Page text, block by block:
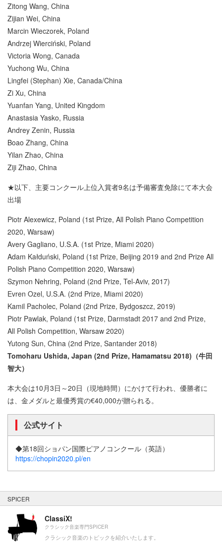
Zitong Wang, China
Zijian Wei, China
Marcin Wieczorek, Poland
Andrzej Wierciński, Poland
Victoria Wong, Canada
Yuchong Wu, China
Lingfei (Stephan) Xie, Canada/China
Zi Xu, China
Yuanfan Yang, United Kingdom
Anastasia Yasko, Russia
Andrey Zenin, Russia
Boao Zhang, China
Yilan Zhao, China
Ziji Zhao, China
★以下、主要コンクール上位入賞者9名は予備審査免除にて本大会
出場
Piotr Alexewicz, Poland (1st Prize, All Polish Piano Competition
2020, Warsaw)
Avery Gagliano, U.S.A. (1st Prize, Miami 2020)
Adam Kałduński, Poland (1st Prize, Beijing 2019 and 2nd Prize All
Polish Piano Competition 2020, Warsaw)
Szymon Nehring, Poland (2nd Prize, Tel-Aviv, 2017)
Evren Ozel, U.S.A. (2nd Prize, Miami 2020)
Kamil Pacholec, Poland (2nd Prize, Bydgoszcz, 2019)
Piotr Pawlak, Poland (1st Prize, Darmstadt 2017 and 2nd Prize,
All Polish Competition, Warsaw 2020)
Yutong Sun, China (2nd Prize, Santander 2018)
Tomoharu Ushida, Japan (2nd Prize, Hamamatsu 2018)（牛田
智大）
本大会は10月3日～20日（現地時間）にかけて行われ、優勝者に
は、金メダルと最優秀賞の€40,000が贈られる。
公式サイト
◆第18回ショパン国際ピアノコンクール（英語）
https://chopin2020.pl/en
SPICER
ClassiX!
クラシック音楽専門SPICER
クラシック音楽のトピックを紹介いたします。